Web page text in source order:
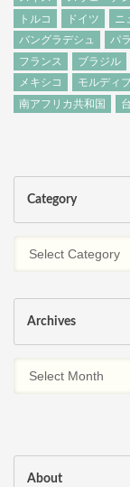
トルコ
ドイツ ニ
バングラデシュ
パ
フランス
ブラジル
メキシコ
モルディ
南アフリカ共和国
Category
Archives
About